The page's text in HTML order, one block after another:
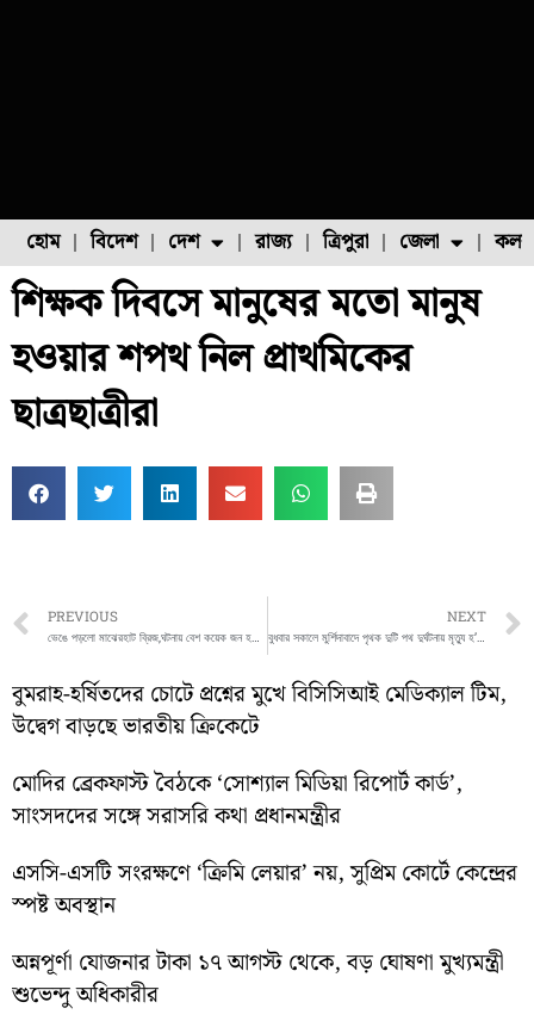
হোম বিদেশ দেশ
ফুল চাষ ফল চাষ মাছ চাষ পোল্ট্রি চাষ
রাজ্য ত্রিপুরা জেলা
উত্তর ২৪ পরগনা
শিক্ষক দিবসে মানুষের মতো মানুষ
হওয়ার শপথ নিল প্রাথমিকের
ছাত্রছাত্রীরা
Prev
PREVIOUS
ভেঙে পড়লো মাঝেরহাট ব্রিজ,ঘটনায় বেশ কয়েক জন হতাহত
NEXT
বুধবার সকালে মুর্শিদাবাদে পৃথক দুটি পথ দুর্ঘটনায় মৃত্যু হ’ল ৩ জনের, ঘটনায় গুরুতর আহত আরো ৩ জন
বুমরাহ-হর্ষিতদের চোটে প্রশ্নের মুখে বিসিসিআই মেডিক্যাল টিম,
উদ্বেগ বাড়ছে ভারতীয় ক্রিকেটে
মোদির ব্রেকফাস্ট বৈঠকে ‘সোশ্যাল মিডিয়া রিপোর্ট কার্ড’,
সাংসদদের সঙ্গে সরাসরি কথা প্রধানমন্ত্রীর
এসসি-এসটি সংরক্ষণে ‘ক্রিমি লেয়ার’ নয়, সুপ্রিম কোর্টে কেন্দ্রের
স্পষ্ট অবস্থান
অন্নপূর্ণা যোজনার টাকা ১৭ আগস্ট থেকে, বড় ঘোষণা মুখ্যমন্ত্রী
শুভেন্দু অধিকারীর